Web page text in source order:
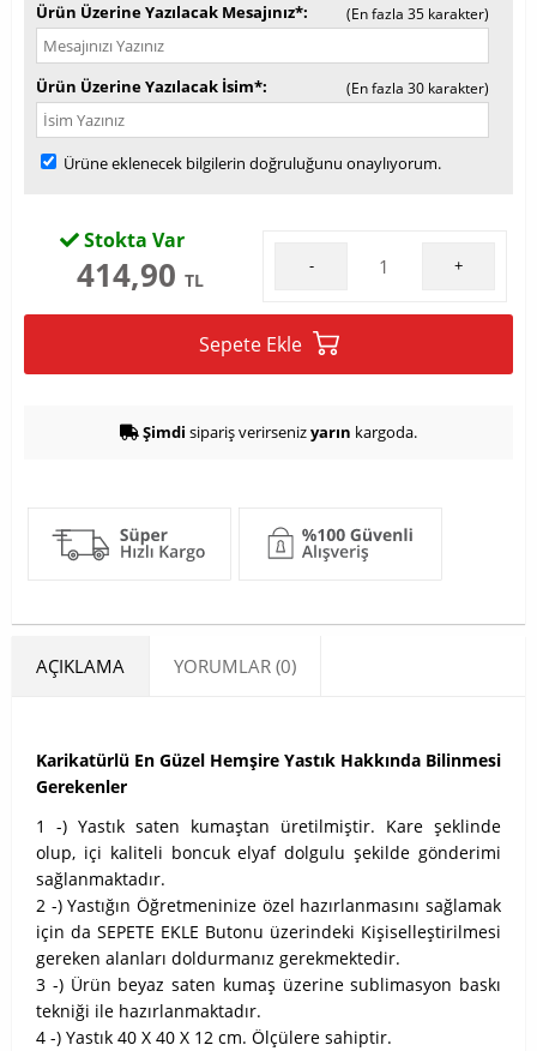
Ürün Üzerine Yazılacak Mesajınız* (En fazla 35 karakter)
Ürün Üzerine Yazılacak İsim* (En fazla 30 karakter)
Ürüne eklenecek bilgilerin doğruluğunu onaylıyorum.
Stokta Var
414,90 TL
- +
Sepete Ekle
Şimdi sipariş verirsenizyarın kargoda.
AÇIKLAMA YORUMLAR (0)
Karikatürlü En Güzel Hemşire Yastık Hakkında Bilinmesi
Gerekenler
1 -) Yastık saten kumaştan üretilmiştir. Kare şeklinde
olup, içi kaliteli boncuk elyaf dolgulu şekilde gönderimi
sağlanmaktadır.
2 -) Yastığın Öğretmeninize özel hazırlanmasını sağlamak
için da SEPETE EKLE Butonu üzerindeki Kişiselleştirilmesi
gereken alanları doldurmanız gerekmektedir.
3 -) Ürün beyaz saten kumaş üzerine sublimasyon baskı
tekniği ile hazırlanmaktadır.
4 -) Yastık 40 X 40 X 12 cm. Ölçülere sahiptir.